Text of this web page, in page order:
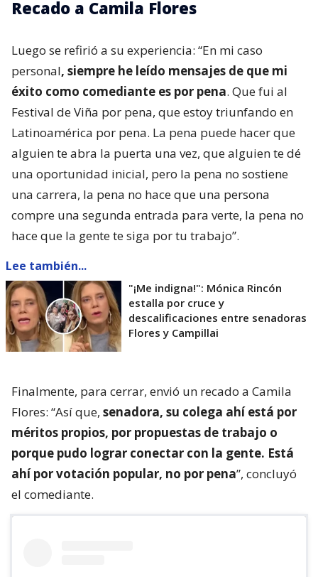
Recado a Camila Flores
Luego se refirió a su experiencia: “En mi caso
personal, siempre he leído mensajes de que mi
éxito como comediante es por pena. Que fui al
Festival de Viña por pena, que estoy triunfando en
Latinoamérica por pena. La pena puede hacer que
alguien te abra la puerta una vez, que alguien te dé
una oportunidad inicial, pero la pena no sostiene
una carrera, la pena no hace que una persona
compre una segunda entrada para verte, la pena no
hace que la gente te siga por tu trabajo”.
Lee también...
"¡Me indigna!": Mónica Rincón
estalla por cruce y
descalificaciones entre senadoras
Flores y Campillai
Finalmente, para cerrar, envió un recado a Camila
Flores: “Así que, senadora, su colega ahí está por
méritos propios, por propuestas de trabajo o
porque pudo lograr conectar con la gente. Está
ahí por votación popular, no por pena”, concluyó
el comediante.